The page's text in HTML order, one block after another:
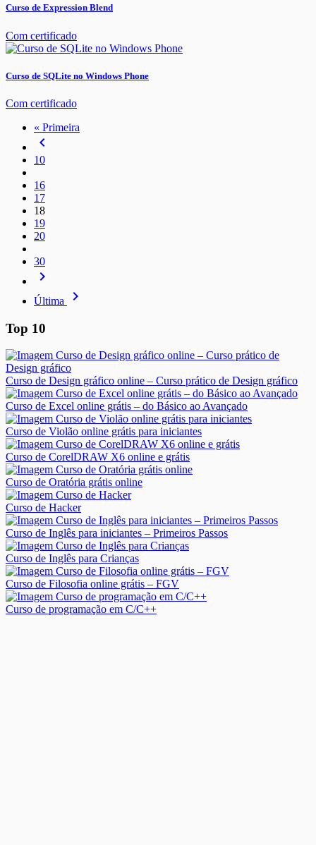
Curso de Expression Blend
Com certificado
Curso de SQLite no Windows Phone
Com certificado
« Primeira
navigate_before
10
16
17
18
19
20
30
navigate_next
Última navigate_next
Top 10
Curso de Design gráfico online – Curso prático de Design gráfico
Curso de Excel online grátis – do Básico ao Avançado
Curso de Violão online grátis para iniciantes
Curso de CorelDRAW X6 online e grátis
Curso de Oratória grátis online
Curso de Hacker
Curso de Inglês para iniciantes – Primeiros Passos
Curso de Inglês para Crianças
Curso de Filosofia online grátis – FGV
Curso de programação em C/C++